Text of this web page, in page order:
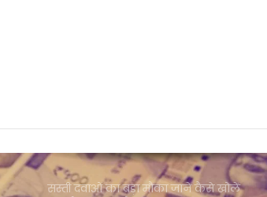
बांग्लादेश रूट पर सेवाएं बहाल होने की उम्मीद
सस्ती दवाओं का बड़ा मौका जानें कैसे खोलें